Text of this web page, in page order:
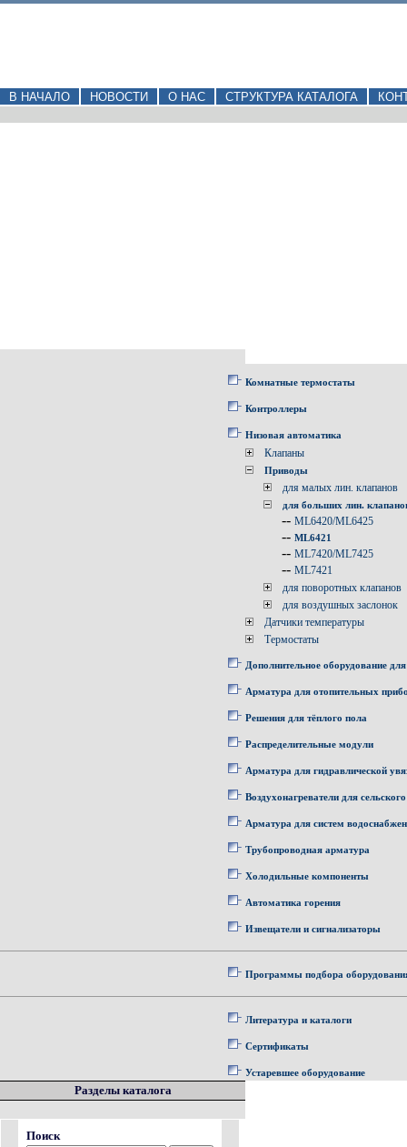
В НАЧАЛО НОВОСТИ О НАС СТРУКТУРА КАТАЛОГА
Комнатные термостаты
Контроллеры
Низовая автоматика
Клапаны
Приводы
для малых лин. клапанов
для больших лин.
-- ML6420/ML6425
-- ML6421
-- ML7420/ML7425
-- ML7421
для поворотных клапанов
для воздушных заслонок
Датчики температуры
Термостаты
Дополнительное оборудование
Арматура для отопительных
Решения для тёплого пола
Распределительные модули
Арматура для гидравлической
Воздухонагреватели для
Арматура для систем
Трубопроводная арматура
Холодильные компоненты
Автоматика горения
Извещатели и сигнализаторы
Программы подбора
Литература и каталоги
Сертификаты
Устаревшее оборудование
Разделы каталога
Поиск